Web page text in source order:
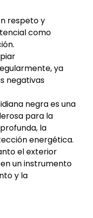
respeto y
como
ya
negativas
negra es una
para la
la
energética.
el exterior
un instrumento
y la